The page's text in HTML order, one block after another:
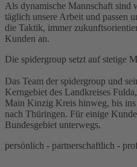
Als dynamische Mannschaft sind
täglich unsere Arbeit und passen
die Taktik, immer
Kunden an.
Die spidergroup setzt auf stetige
Das Team der spidergroup und
Kerngebiet des Landkreises
Main Kinzig Kreis hinweg, bis
nach Thüringen. Für einige
Bundesgebiet unterwegs.
persönlich - partnerschaftlich -